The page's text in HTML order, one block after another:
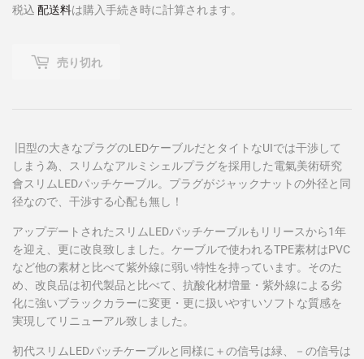
税込 配送料は購入手続き時に計算されます。
売り切れ
旧型の大きなプラグのLEDケーブルだとタイトなUIでは干渉して
しまう為、スリムなアルミシェルプラグを採用した電氣美術研究
會スリムLEDパッチケーブル。プラグがジャックナットの外径と同
径なので、干渉する心配も無し！
アップデートされたスリムLEDパッチケーブルもリリースから1年
を迎え、更に改良致しました。ケーブルで使われるTPE素材はPVC
など他の素材と比べて紫外線に弱い特性を持っています。そのた
め、改良品は初代製品と比べて、抗酸化材増量・紫外線による劣
化に強いブラックカラーに変更・更に扱いやすいソフトな質感を
実現してリニューアル致しました。
初代スリムLEDパッチケーブルと同様に＋の信号は緑、－の信号は